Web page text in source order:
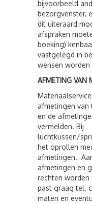
bijvoorbeeld
bezorgvenster,
dit uiteraard
afspraken
boeking)
vastgelegd in
wensen
AFMETING VAN
afmetingen van
en de
vermelden. Bij
luchtkussen/
het oprollen
afmetingen.
afmetingen en
rechten
past graag tel.
maten en